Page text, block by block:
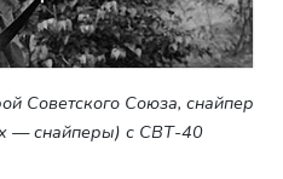
Советского Союза, снайпер
— снайперы) с СВТ-40